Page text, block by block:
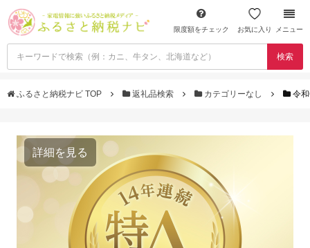
限度額をチェック お気に入り メニュー
検索
ふるさと納税ナビ TOP 返礼品検索 カテゴリーなし 令
詳細を見る